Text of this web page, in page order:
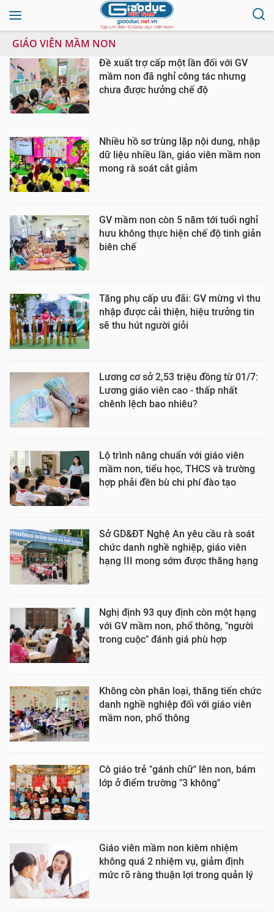
GIÁO VIÊN MẦM NON
Đề xuất trợ cấp một lần đối với GV
mầm non đã nghỉ công tác nhưng
chưa được hưởng chế độ
Nhiều hồ sơ trùng lặp nội dung, nhập
dữ liệu nhiều lần, giáo viên mầm non
mong rà soát cắt giảm
GV mầm non còn 5 năm tới tuổi nghỉ
hưu không thực hiện chế độ tinh giản
biên chế
Tăng phụ cấp ưu đãi: GV mừng vì thu
nhập được cải thiện, hiệu trưởng tin
sẽ thu hút người giỏi
Lương cơ sở 2,53 triệu đồng từ 01/7:
Lương giáo viên cao - thấp nhất
chênh lệch bao nhiêu?
Lộ trình nâng chuẩn với giáo viên
mầm non, tiểu học, THCS và trường
hợp phải đền bù chi phí đào tạo
Sở GD&ĐT Nghệ An yêu cầu rà soát
chức danh nghề nghiệp, giáo viên
hạng III mong sớm được thăng hạng
Nghị định 93 quy định còn một hạng
với GV mầm non, phổ thông, "người
trong cuộc" đánh giá phù hợp
Không còn phân loại, thăng tiến chức
danh nghề nghiệp đối với giáo viên
mầm non, phổ thông
Cô giáo trẻ "gánh chữ" lên non, bám
lớp ở điểm trường "3 không"
Giáo viên mầm non kiêm nhiệm
không quá 2 nhiệm vụ, giảm định
mức rõ ràng thuận lợi trong quản lý